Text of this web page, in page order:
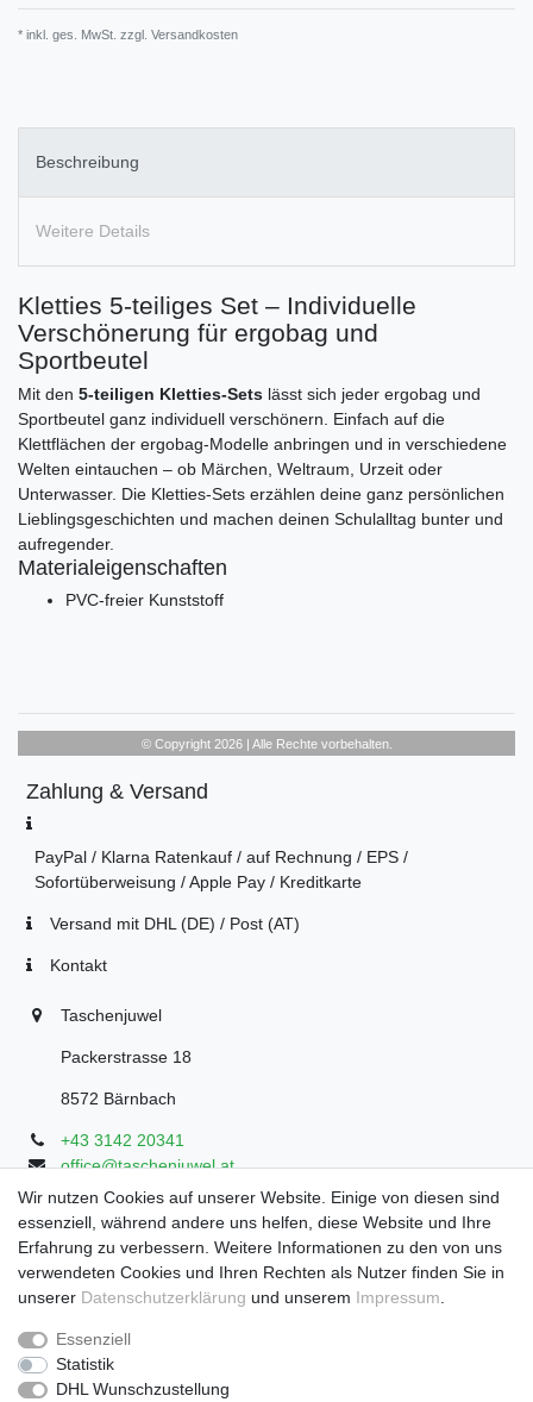
* inkl. ges. MwSt. zzgl. Versandkosten
Beschreibung
Weitere Details
Kletties 5-teiliges Set – Individuelle
Verschönerung für ergobag und
Sportbeutel
Mit den 5-teiligen Kletties-Sets lässt sich jeder ergobag und
Sportbeutel ganz individuell verschönern. Einfach auf die
Klettflächen der ergobag-Modelle anbringen und in verschiedene
Welten eintauchen – ob Märchen, Weltraum, Urzeit oder
Unterwasser. Die Kletties-Sets erzählen deine ganz persönlichen
Lieblingsgeschichten und machen deinen Schulalltag bunter und
aufregender.
Materialeigenschaften
PVC-freier Kunststoff
© Copyright 2026 | Alle Rechte vorbehalten.
Zahlung & Versand
PayPal / Klarna Ratenkauf / auf Rechnung / EPS /
Sofortüberweisung / Apple Pay / Kreditkarte
Versand mit DHL (DE) / Post (AT)
Kontakt
Taschenjuwel
Packerstrasse 18
8572 Bärnbach
+43 3142 20341
office@taschenjuwel.at
Montag - Freitag: 08:30 - 18:00
Samstag: 8:30 - 17 Uhr
Wir nutzen Cookies auf unserer Website. Einige von diesen sind
essenziell, während andere uns helfen, diese Website und Ihre
Erfahrung zu verbessern. Weitere Informationen zu den von uns
verwendeten Cookies und Ihren Rechten als Nutzer finden Sie in
unserer Daten­schutz­erklärung und unserem Impressum
Essenziell
Statistik
DHL Wunschzustellung